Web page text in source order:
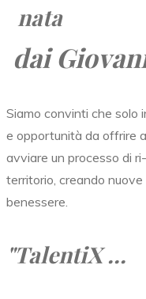
nata
dai
Siamo convinti che solo
e opportunità da offrire
avviare un processo di
territorio, creando
benessere.
"TalentiX ...